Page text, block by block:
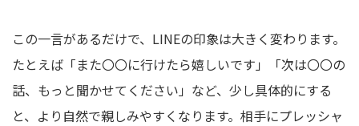
この一言があるだけで、LINEの印象は大きく変わります。
たとえば「また〇〇に行けたら嬉しいです」「次は〇〇の
話、もっと聞かせてください」など、少し具体的にする
と、より自然で親しみやすくなります。相手にプレッシャ